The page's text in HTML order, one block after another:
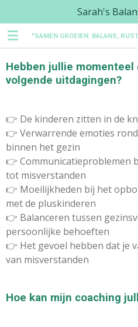
direct
naar
hoofdinhoud
Sarah's
Hebben jullie momenteel
volgende uitdagingen?
👉 De kinderen zitten in de
👉 Verwarrende emoties
binnen het gezin
👉 Communicatieproblemen
tot misverstanden
👉 Moeilijkheden bij het
met de pluskinderen
👉 Balanceren tussen
persoonlijke behoeften
👉 Het gevoel hebben dat je
van misverstanden
Hoe kan mijn coaching